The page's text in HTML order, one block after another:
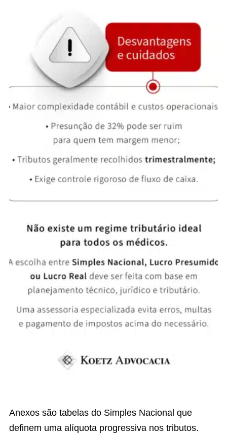
Anexos são tabelas do Simples Nacional que
definem uma alíquota progressiva nos tributos.